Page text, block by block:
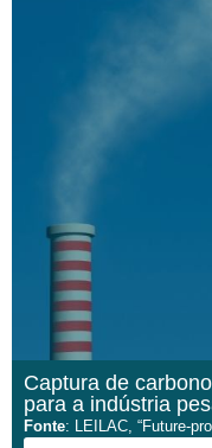
Captura de
para a indústria
Fonte: LEILAC, “Future-